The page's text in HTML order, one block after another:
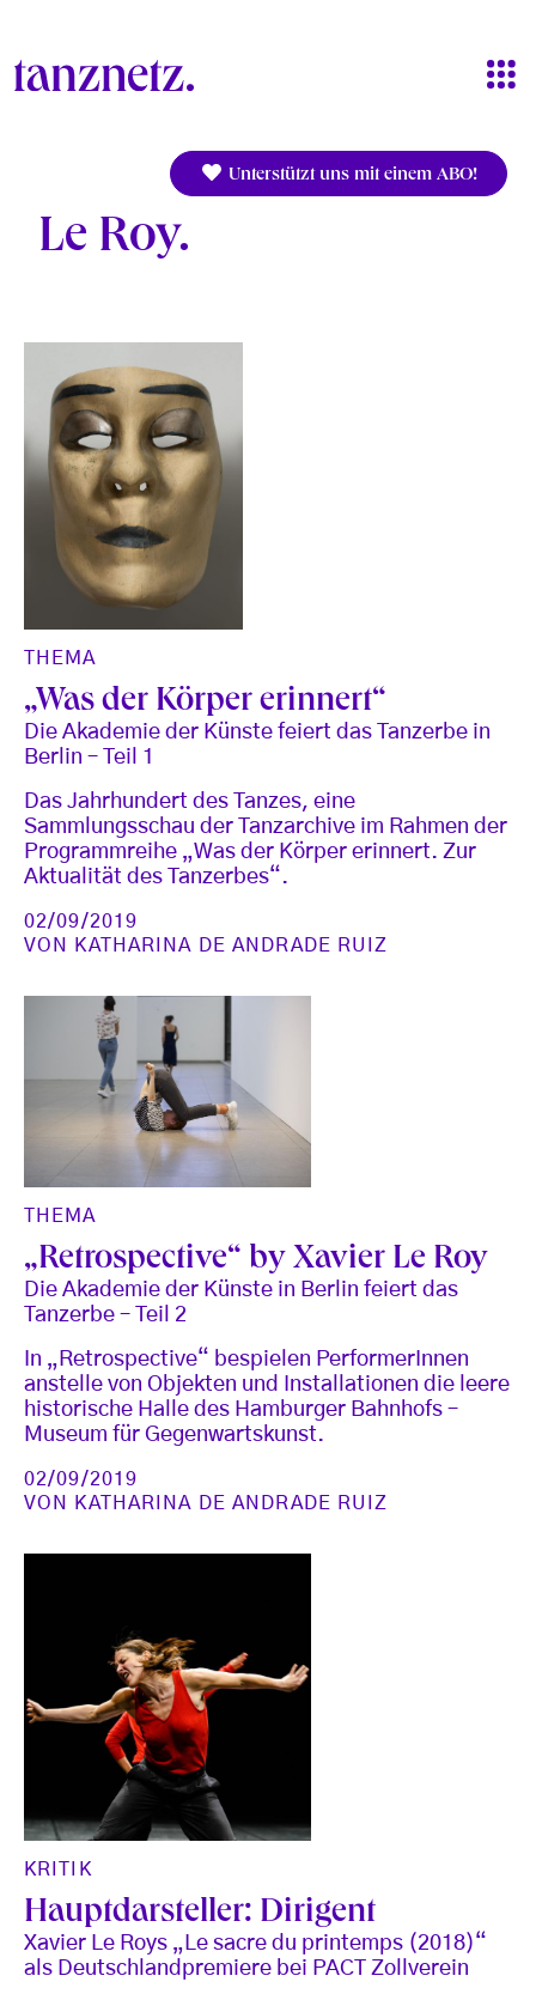
Unterstützt uns mit einem ABO!
Le Roy
THEMA
„Was der Körper erinnert“
Die Akademie der Künste feiert das Tanzerbe in
Berlin – Teil 1
Das Jahrhundert des Tanzes, eine
Sammlungsschau der Tanzarchive im Rahmen der
Programmreihe „Was der Körper erinnert. Zur
Aktualität des Tanzerbes“.
02/09/2019
VON
KATHARINA DE ANDRADE RUIZ
THEMA
„Retrospective“ by Xavier Le Roy
Die Akademie der Künste in Berlin feiert das
Tanzerbe – Teil 2
In „Retrospective“ bespielen PerformerInnen
anstelle von Objekten und Installationen die leere
historische Halle des Hamburger Bahnhofs –
Museum für Gegenwartskunst.
02/09/2019
VON
KATHARINA DE ANDRADE RUIZ
KRITIK
Hauptdarsteller: Dirigent
Xavier Le Roys „Le sacre du printemps (2018)“
als Deutschlandpremiere bei PACT Zollverein